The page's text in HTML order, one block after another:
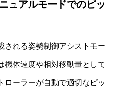
ュアルモードでのピッ
される姿勢制御アシストモー
機体速度や相対移動量として
ローラーが自動で適切なピッ